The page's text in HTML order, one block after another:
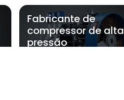
Fabricante de
compressor de alta
pressão